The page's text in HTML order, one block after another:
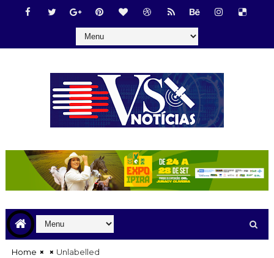
Home
Unlabelled